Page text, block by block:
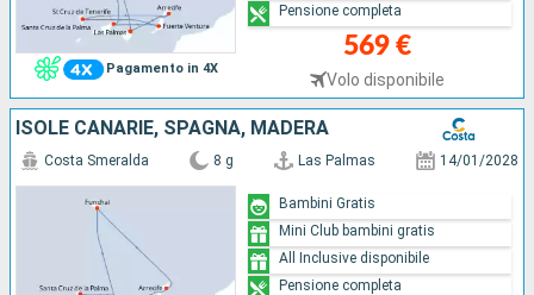
Pagamento in 4X
569 €
Volo disponibile
Pensione completa
ISOLE CANARIE, SPAGNA, MADERA
Costa Smeralda 8 g Las Palmas 14/01/2028
Bambini Gratis
Mini Club bambini gratis
All Inclusive disponibile
Pensione completa